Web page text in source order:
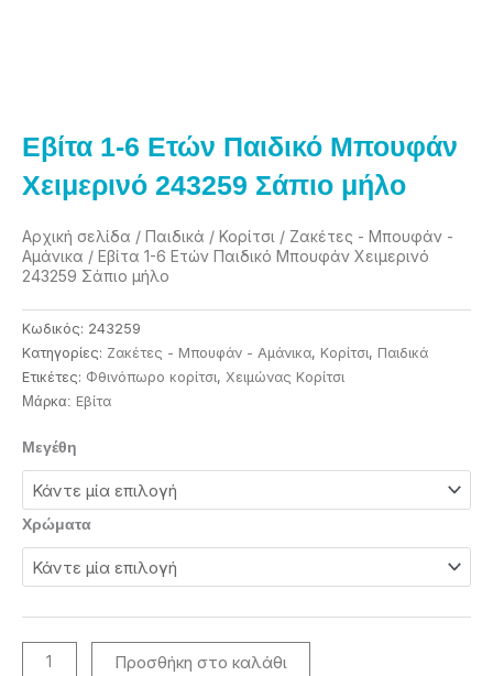
Εβίτα 1-6 Eτών Παιδικό Μπουφάν
Χειμερινό 243259 Σάπιο μήλο
Αρχική σελίδα / Παιδικά / Κορίτσι / Ζακέτες - Μπουφάν -
Αμάνικα / Εβίτα 1-6 Eτών Παιδικό Μπουφάν Χειμερινό
243259 Σάπιο μήλο
Κωδικός: 243259
Κατηγορίες: Ζακέτες - Μπουφάν - Αμάνικα, Κορίτσι, Παιδικά
Ετικέτες: Φθινόπωρο κορίτσι, Χειμώνας Κορίτσι
Μάρκα: Eβίτα
Μεγέθη
Χρώματα
Εβίτα
1-
Eτών
Μπουφάν
Χειμερινό
243259
Σάπιο
μήλο
Προσθήκη στο καλάθι